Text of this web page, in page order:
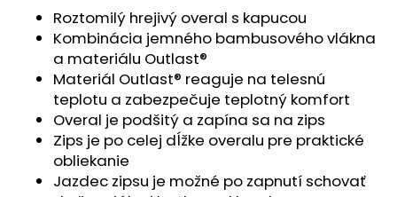
hviezdičiek.Roztomilý hrejivý overal s kapucou
Kombinácia jemného bambusového vlákna
a materiálu Outlast®
Materiál Outlast® reaguje na telesnú
teplotu a zabezpečuje teplotný komfort
Overal je podšitý a zapína sa na zips
Zips je po celej dĺžke overalu pre praktické
obliekanie
Jazdec zipsu je možné po zapnutí schovať